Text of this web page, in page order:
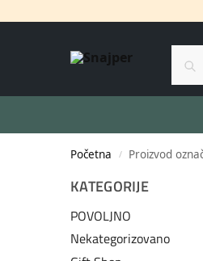
Početna / Proizvod
KATEGORIJE
POVOLJNO
Nekategorizovano